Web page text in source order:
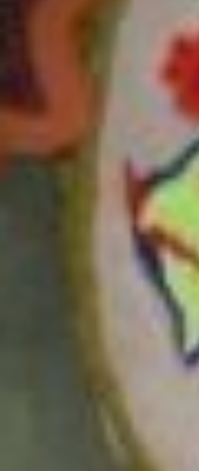
и она потихоньку стала проползать
внутрь огромного механизма. Такое
дело могла сделать только она,
летняя девчонка. Вот и ползала
с тряпкой в руках по всему
машинному отделению нового, «с
иголочки», корабля, стирая
следы масла... С того времени
прошло больше 50 лет, но свою
«бригаду метёлок», в которой
работала на Хабаровском заводе
Кирова, она вспоминает и по сей
Сегодня Екатерина Сунгоркина —
известный в Хабаровске нанайский
мастер рукоделия. Её расшитые
национальными узорами тапочки,
коврики и сувениры знают далеко
это мастерство помогало большой
на месте этого села дачный
— Я младшая в семье, поздний
ребёнок, — рассказывает